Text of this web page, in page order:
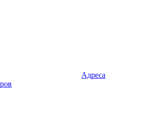
Адреса